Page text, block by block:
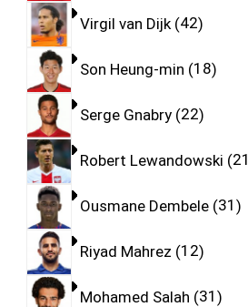
Virgil van Dijk 42
Son Heung-min 18
Serge Gnabry 22
Robert Lewandowski 21
Ousmane Dembele 31
Riyad Mahrez 12
Mohamed Salah 31